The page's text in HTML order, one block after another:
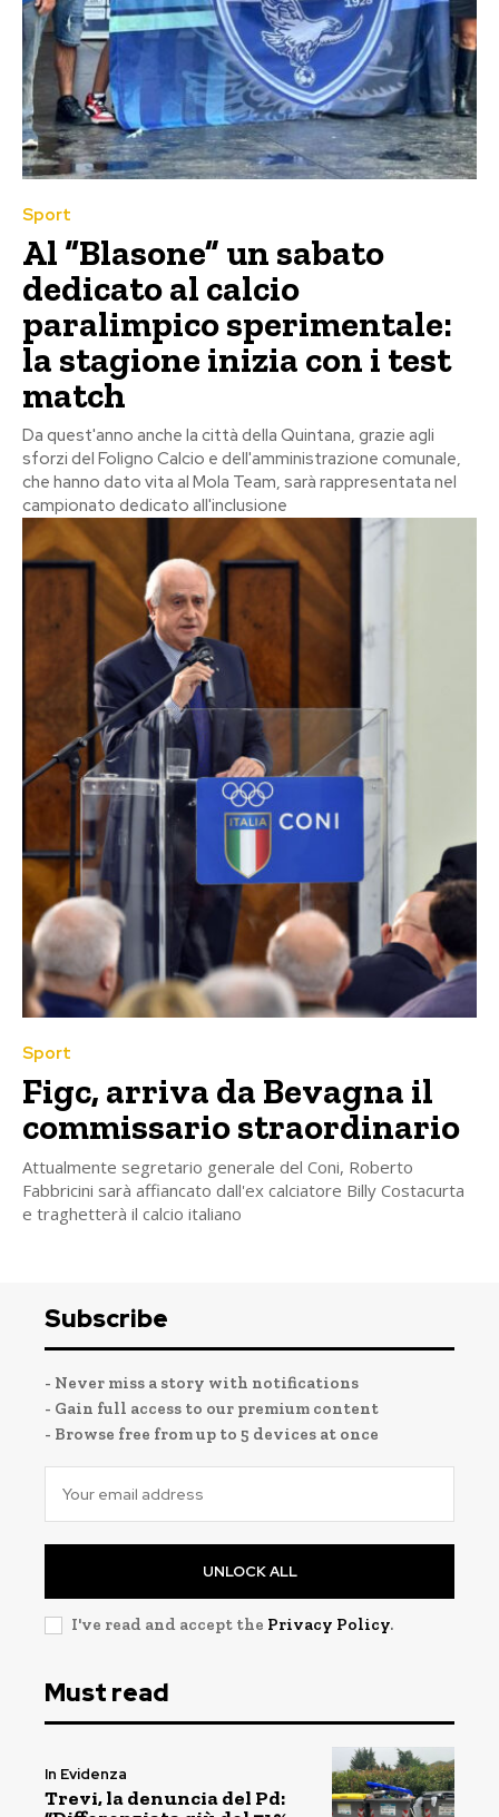
Sport
Al “Blasone” un sabato
dedicato al calcio
paralimpico sperimentale:
la stagione inizia con i test
match
Da quest'anno anche la città della Quintana, grazie agli
sforzi del Foligno Calcio e dell'amministrazione comunale,
che hanno dato vita al Mola Team, sarà rappresentata nel
campionato dedicato all'inclusione
Sport
Figc, arriva da Bevagna il
commissario straordinario
Attualmente segretario generale del Coni, Roberto
Fabbricini sarà affiancato dall'ex calciatore Billy Costacurta
e traghetterà il calcio italiano
Subscribe
- Never miss a story with notifications
- Gain full access to our premium content
- Browse free from up to 5 devices at once
UNLOCK ALL
I've read and accept the Privacy Policy.
Must read
In Evidenza
Trevi, la denuncia del Pd: